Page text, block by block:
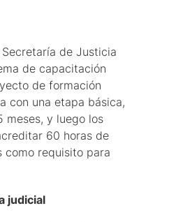
de Justicia
de capacitación
de formación
con una etapa básica,
meses, y luego los
60 horas de
como requisito para
judicial